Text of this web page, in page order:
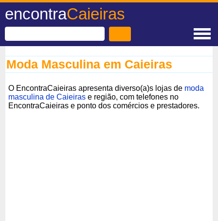
encontraCaieiras
Moda Masculina em Caieiras
O EncontraCaieiras apresenta diverso(a)s lojas de moda
masculina de Caieiras e região, com telefones no
EncontraCaieiras e ponto dos comércios e prestadores.